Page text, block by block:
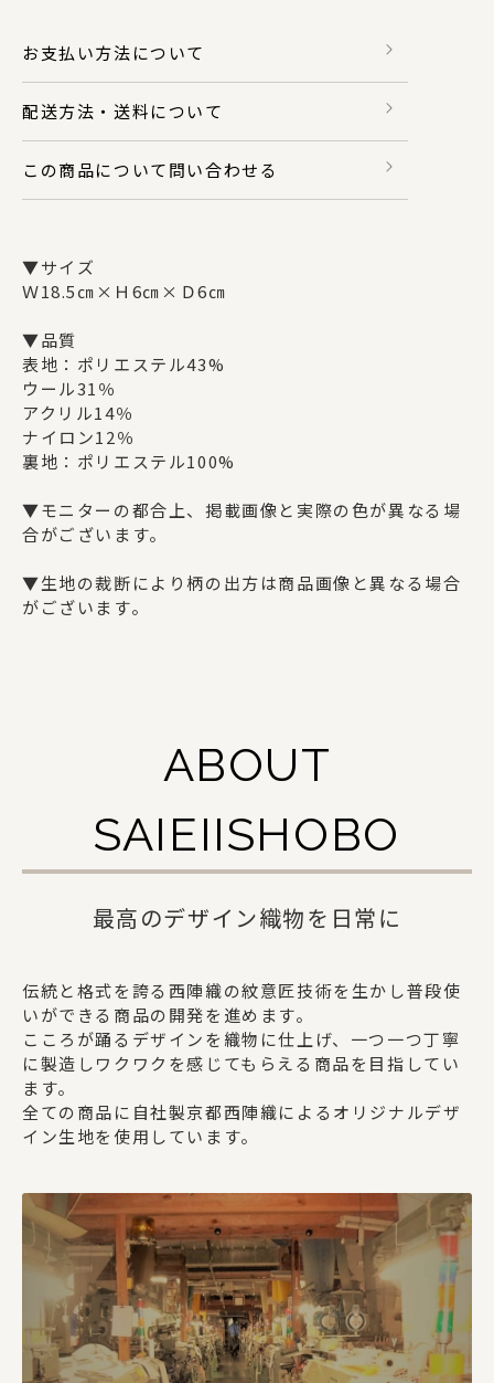
バッグ
その他
ギフトセット
西栄について
商品一覧
お問い合わせ
お支払い方法について
配送方法・送料について
この商品について問い合わせる
▼サイズ
Ｗ18.5㎝×Ｈ6㎝×Ｄ6㎝
▼品質
表地：ポリエステル43%
ウール31％
アクリル14％
ナイロン12％
裏地：ポリエステル100%
▼モニターの都合上、掲載画像と実際の色が異なる場
合がございます。
▼生地の裁断により柄の出方は商品画像と異なる場合
がございます。
ABOUT
SAIEIISHOBO
最高のデザイン織物を日常に
伝統と格式を誇る西陣織の紋意匠技術を生かし普段使
いができる商品の開発を進めます。
こころが踊るデザインを織物に仕上げ、一つ一つ丁寧
に製造しワクワクを感じてもらえる商品を目指してい
ます。
全ての商品に自社製京都西陣織によるオリジナルデザ
イン生地を使用しています。